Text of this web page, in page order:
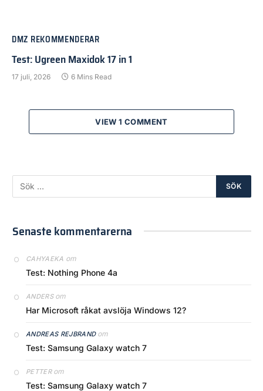
DMZ REKOMMENDERAR
Test: Ugreen Maxidok 17 in 1
17 juli, 2026 6 Mins Read
VIEW 1 COMMENT
Senaste kommentarerna
CAHYAEKA om
Test: Nothing Phone 4a
ANDERSom
Har Microsoft råkat avslöja Windows 12?
ANDREAS REJBRANDom
Test: Samsung Galaxy watch 7
PETTERom
Test: Samsung Galaxy watch 7